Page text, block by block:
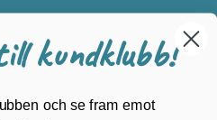
kundklubb!
och se fram emot